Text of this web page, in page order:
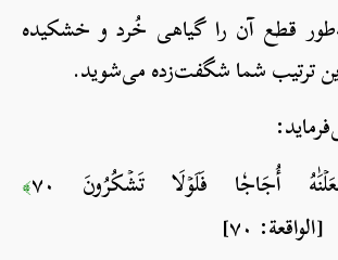
قطع آن‌ را گیاهی خُرد و خشکیده
ترتیب شما شگفت‌زده می‌شوید.
أُجَاجٗا فَلَوۡلَا تَشۡكُرُونَ ٧٠ ﴾
٧٠]